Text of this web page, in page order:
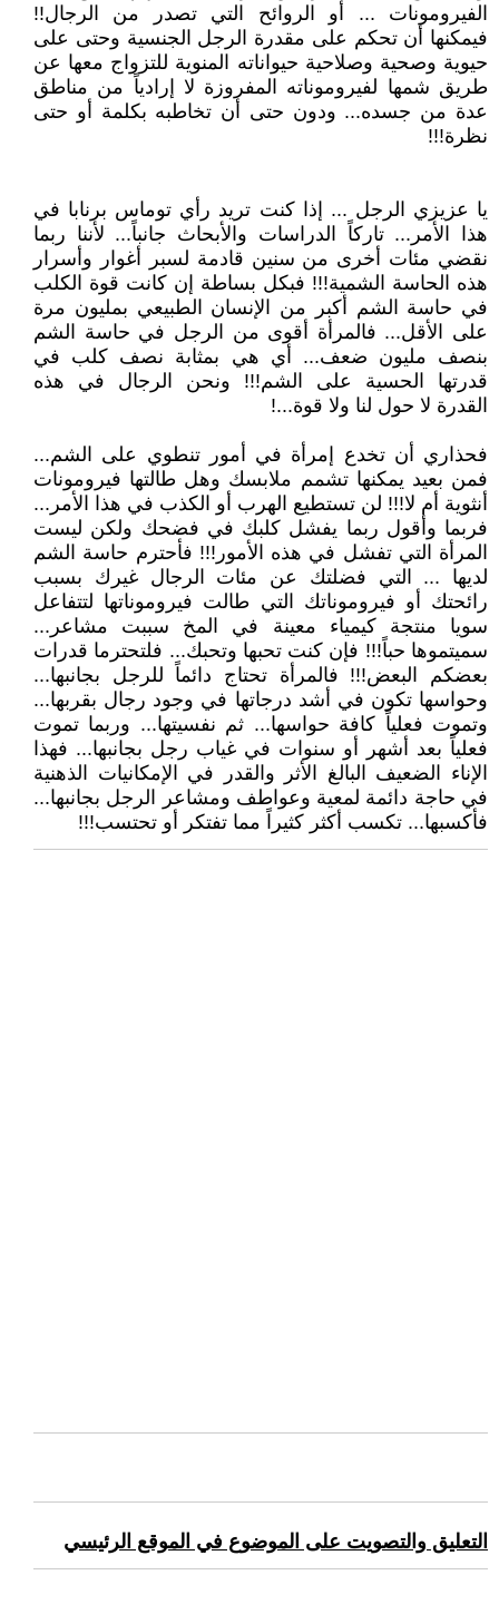
الفيرومونات ... أو الروائح التي تصدر من الرجال!!
فيمكنها أن تحكم على مقدرة الرجل الجنسية وحتى على
حيوية وصحية وصلاحية حيواناته المنوية للتزواج معها عن
طريق شمها لفيروموناته المفروزة لا إرادياً من مناطق
عدة من جسده... ودون حتى أن تخاطبه بكلمة أو حتى
نظرة!!!
يا عزيزي الرجل ... إذا كنت تريد رأي توماس برنابا في
هذا الأمر... تاركاً الدراسات والأبحاث جانباً... لأننا ربما
نقضي مئات أخرى من سنين قادمة لسبر أغوار وأسرار
هذه الحاسة الشمية!!! فبكل بساطة إن كانت قوة الكلب
في حاسة الشم أكبر من الإنسان الطبيعي بمليون مرة
على الأقل... فالمرأة أقوى من الرجل في حاسة الشم
بنصف مليون ضعف... أي هي بمثابة نصف كلب في
قدرتها الحسية على الشم!!! ونحن الرجال في هذه
القدرة لا حول لنا ولا قوة...!
فحذاري أن تخدع إمرأة في أمور تنطوي على الشم...
فمن بعيد يمكنها تشمم ملابسك وهل طالتها فيرومونات
أنثوية أم لا!!! لن تستطيع الهرب أو الكذب في هذا الأمر...
فربما وأقول ربما يفشل كلبك في فضحك ولكن ليست
المرأة التي تفشل في هذه الأمور!!! فأحترم حاسة الشم
لديها ... التي فضلتك عن مئات الرجال غيرك بسبب
رائحتك أو فيروموناتك التي طالت فيروموناتها لتتفاعل
سويا منتجة كيمياء معينة في المخ سببت مشاعر...
سميتموها حباً!!! فإن كنت تحبها وتحبك... فلتحترما قدرات
بعضكم البعض!!! فالمرأة تحتاج دائماً للرجل بجانبها...
وحواسها تكون في أشد درجاتها في وجود رجال بقربها...
وتموت فعلياً كافة حواسها... ثم نفسيتها... وربما تموت
فعلياً بعد أشهر أو سنوات في غياب رجل بجانبها... فهذا
الإناء الضعيف البالغ الأثر والقدر في الإمكانيات الذهنية
في حاجة دائمة لمعية وعواطف ومشاعر الرجل بجانبها...
فأكسبها... تكسب أكثر كثيراً مما تفتكر أو تحتسب!!!
التعليق والتصويت على الموضوع في الموقع الرئيسي